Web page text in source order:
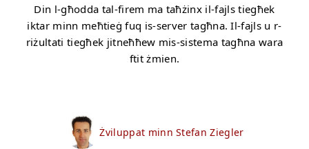
Din l-għodda tal-firem ma taħżinx il-fajls tiegħek
iktar minn meħtieġ fuq is-server tagħna. Il-fajls u r-
riżultati tiegħek jitneħħew mis-sistema tagħna wara
ftit żmien.
Żviluppat minn Stefan Ziegler